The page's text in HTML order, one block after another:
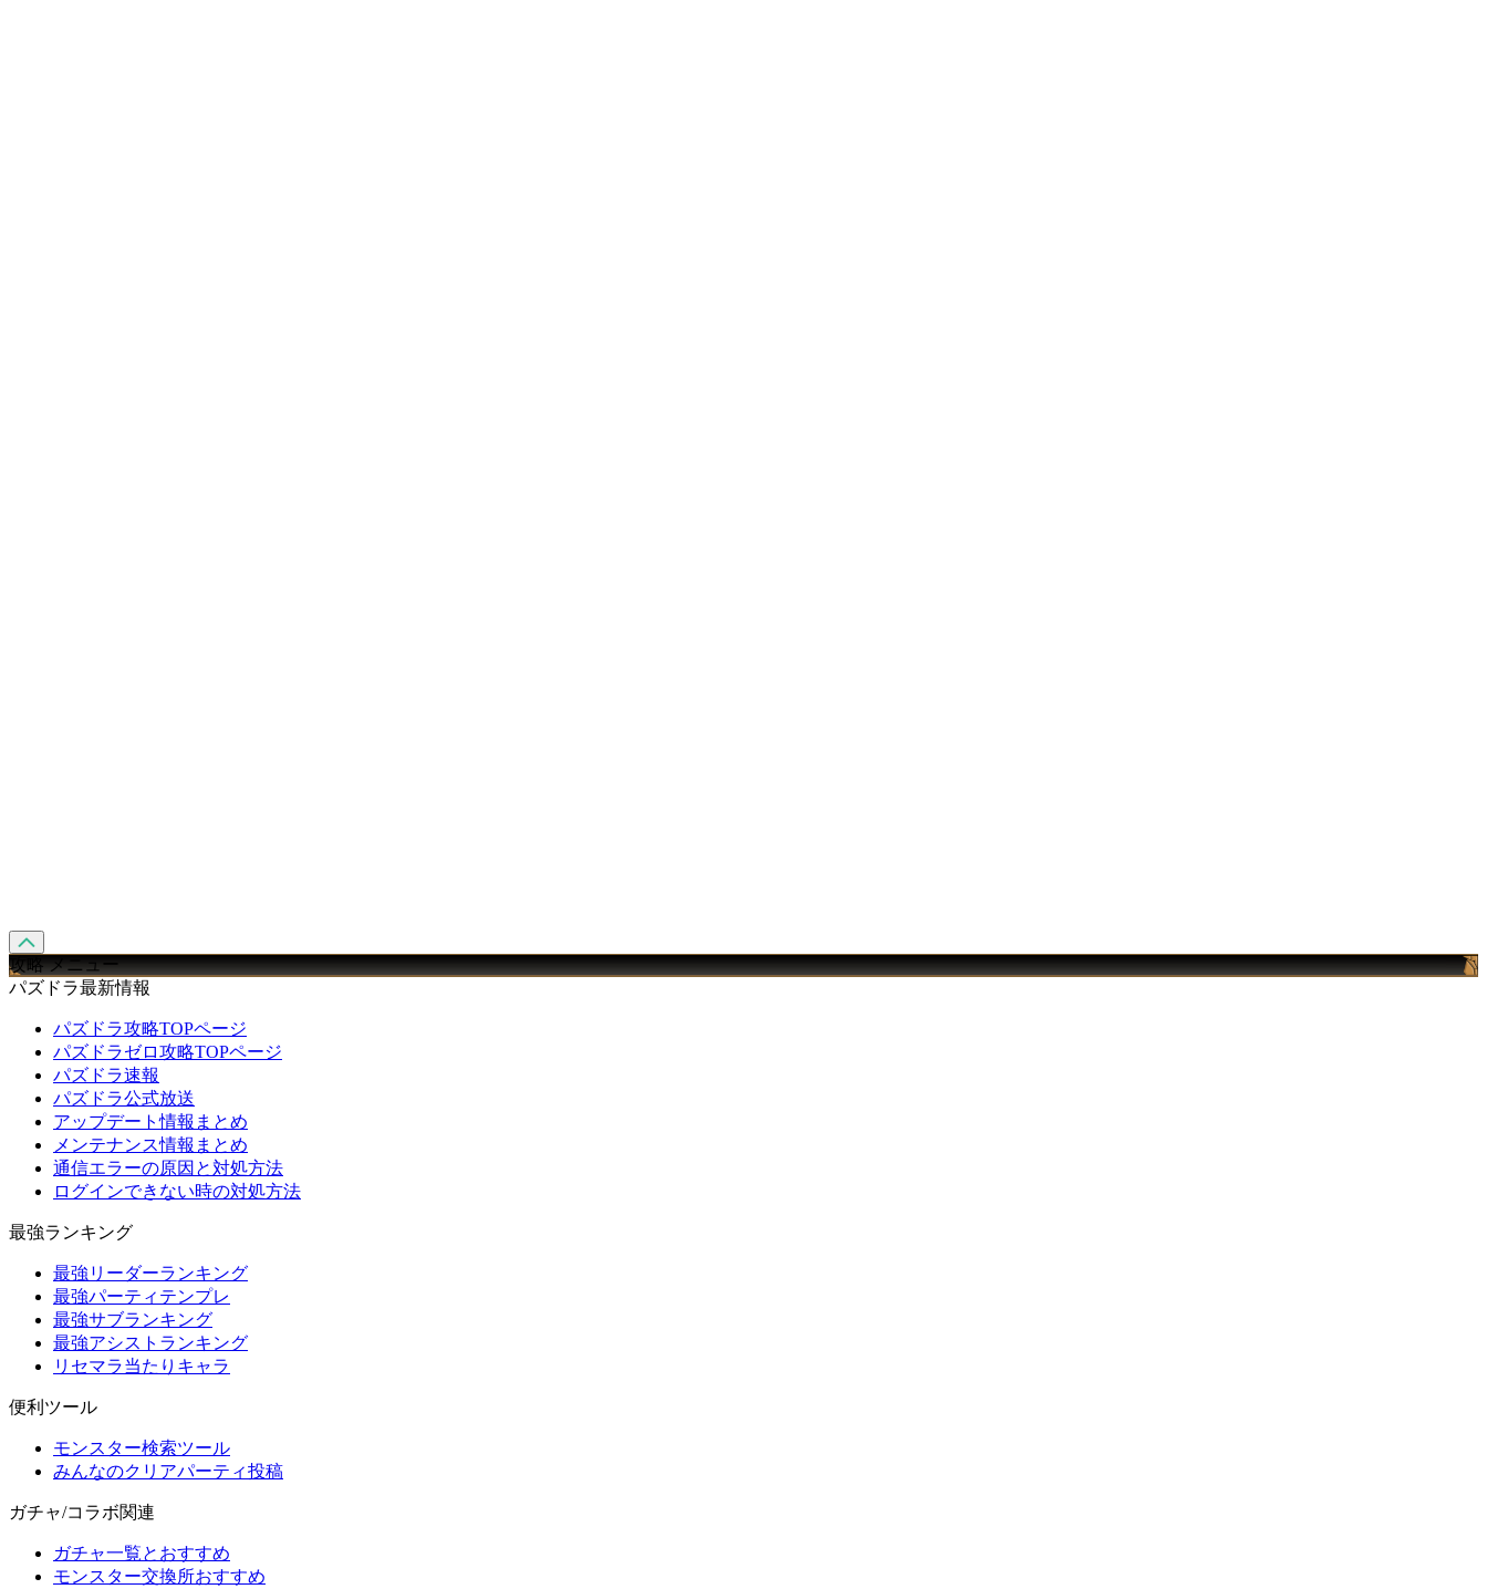
攻略 メニュー
パズドラ最新情報
パズドラ攻略TOPページ
パズドラゼロ攻略TOPページ
パズドラ速報
パズドラ公式放送
アップデート情報まとめ
メンテナンス情報まとめ
通信エラーの原因と対処方法
ログインできない時の対処方法
最強ランキング
最強リーダーランキング
最強パーティテンプレ
最強サブランキング
最強アシストランキング
リセマラ当たりキャラ
便利ツール
モンスター検索ツール
みんなのクリアパーティ投稿
ガチャ/コラボ関連
ガチャ一覧とおすすめ
モンスター交換所おすすめ